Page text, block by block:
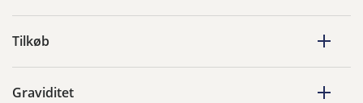
Tilkøb
Graviditet